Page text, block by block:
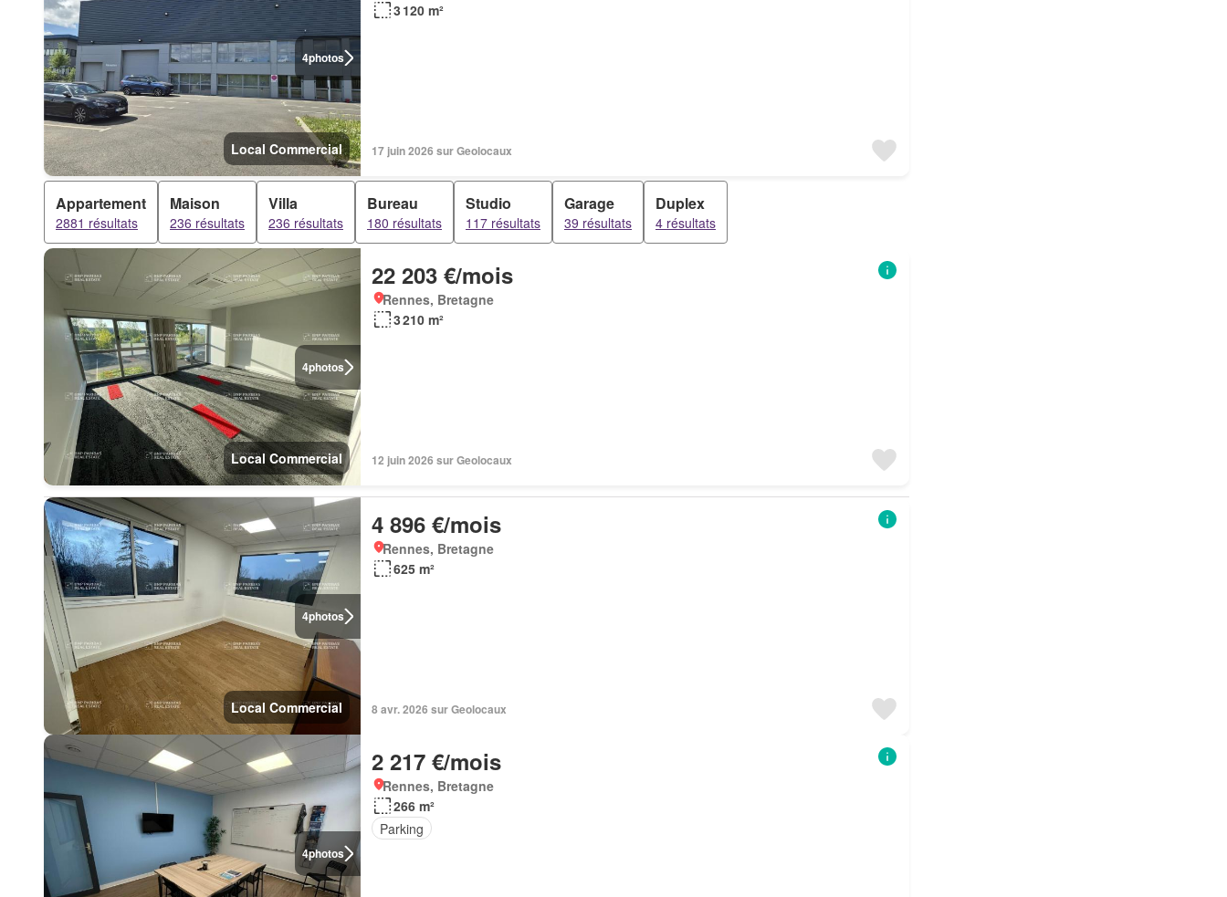
4photos
Local Commercial
3 120 m²
17 juin 2026 sur Geolocaux
Appartement
2881 résultats
Maison
236 résultats
Villa
236 résultats
Bureau
180 résultats
Studio
117 résultats
Garage
39 résultats
Duplex
4 résultats
4photos
Local Commercial
22 203 €/mois
Rennes, Bretagne
3 210 m²
12 juin 2026 sur Geolocaux
4photos
Local Commercial
4 896 €/mois
Rennes, Bretagne
625 m²
8 avr. 2026 sur Geolocaux
4photos
2 217 €/mois
Rennes, Bretagne
266 m²
Parking